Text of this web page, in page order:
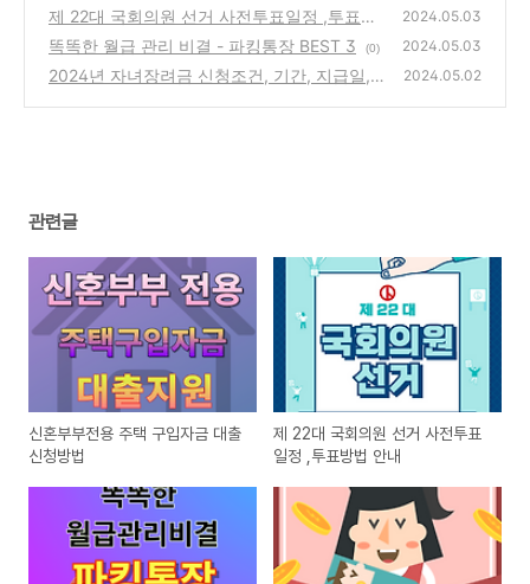
(0)
제 22대 국회의원 선거 사전투표일정 ,투표방
법 안내
(0)
2024.05.03
똑똑한 월급 관리 비결 - 파킹통장 BEST 3 (0) 2024.05.03
2024년 자녀장려금 신청조건, 기간, 지급일,
2024.05.02
관련글
신혼부부전용 주택 구입자금 대출
신청방법
제 22대 국회의원 선거 사전투표
일정 ,투표방법 안내